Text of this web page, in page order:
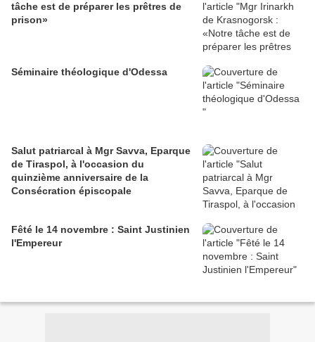
tâche est de préparer les prêtres de
prison»
Séminaire théologique d'Odessa
Salut patriarcal à Mgr Savva, Eparque
de Tiraspol, à l'occasion du
quinzième anniversaire de la
Consécration épiscopale
Fêté le 14 novembre : Saint Justinien
l'Empereur